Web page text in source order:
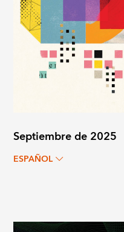
Septiembre de 2025
ESPAÑOL